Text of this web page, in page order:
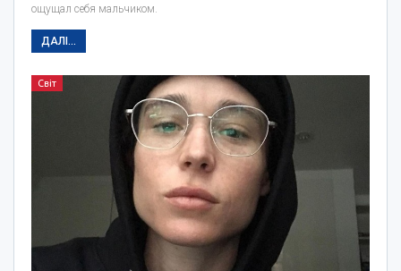
ощущал себя мальчиком.
ДАЛІ...
Світ